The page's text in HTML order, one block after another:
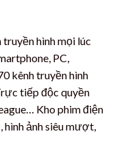
hình mọi lúc
PC,
kênh truyền hình
tiếp độc quyền
Kho phim điện
hình ảnh siêu mượt,